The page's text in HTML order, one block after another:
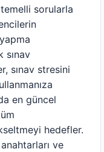
sorularla
sınav
sınav stresini
en güncel
hedefler.
ve